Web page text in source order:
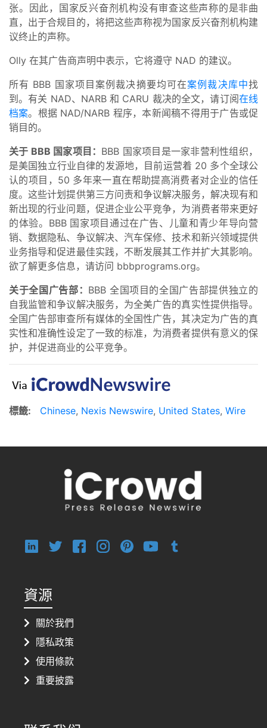
张。因此，国家反兴奋剂机构没有审查这些声称的是非曲
直，出于合规目的，将把这些声称视为国家反兴奋剂机构建
议终止的声称。
Olly 在其广告商声明中表示，它将遵守 NAD 的建议。
所有 BBB 国家项目案例裁决摘要均可在案例裁决库中找
到。有关 NAD、NARB 和 CARU 裁决的全文，请订阅在线
档案。根据 NAD/NARB 程序，本新闻稿不得用于广告或促
销目的。
关于 BBB 国家项目： BBB 国家项目是一家非营利性组织，
是美国独立行业自律的发源地，目前运营着 20 多个全球公
认的项目，50 多年来一直在帮助提高消费者对企业的信任
度。这些计划提供第三方问责和争议解决服务，解决现有和
新出现的行业问题，促进企业公平竞争，为消费者带来更好
的体验。BBB 国家项目通过在广告、儿童和青少年导向营
销、数据隐私、争议解决、汽车保修、技术和新兴领域提供
业务指导和促进最佳实践，不断发展其工作并扩大其影响。
欲了解更多信息，请访问 bbbprograms.org。
关于全国广告部： BBB 全国项目的全国广告部提供独立的
自我监管和争议解决服务，为全美广告的真实性提供指导。
全国广告部审查所有媒体的全国性广告，其决定为广告的真
实性和准确性设定了一致的标准，为消费者提供有意义的保
护，并促进商业的公平竞争。
標籤: Chinese, Nexis Newswire, United States, Wire
資源
關於我們
隱私政策
使用條款
重要披露